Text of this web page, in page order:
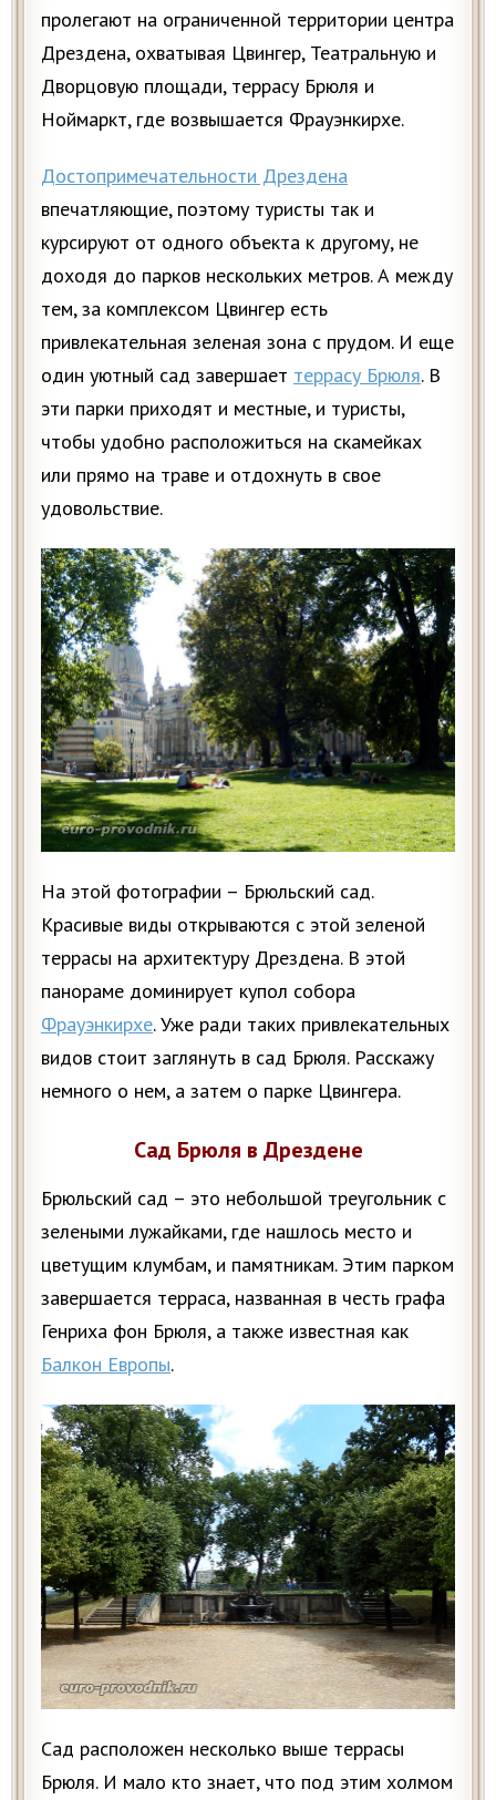
пролегают на ограниченной территории центра
Дрездена, охватывая Цвингер, Театральную и
Дворцовую площади, террасу Брюля и
Ноймаркт, где возвышается Фрауэнкирхе.
Достопримечательности Дрездена
впечатляющие, поэтому туристы так и
курсируют от одного объекта к другому, не
доходя до парков нескольких метров. А между
тем, за комплексом Цвингер есть
привлекательная зеленая зона с прудом. И еще
один уютный сад завершает террасу Брюля. В
эти парки приходят и местные, и туристы,
чтобы удобно расположиться на скамейках
или прямо на траве и отдохнуть в свое
удовольствие.
На этой фотографии – Брюльский сад.
Красивые виды открываются с этой зеленой
террасы на архитектуру Дрездена. В этой
панораме доминирует купол собора
Фрауэнкирхе. Уже ради таких привлекательных
видов стоит заглянуть в сад Брюля. Расскажу
немного о нем, а затем о парке Цвингера.
Сад Брюля в Дрездене
Брюльский сад – это небольшой треугольник с
зелеными лужайками, где нашлось место и
цветущим клумбам, и памятникам. Этим парком
завершается терраса, названная в честь графа
Генриха фон Брюля, а также известная как
Балкон Европы.
Сад расположен несколько выше террасы
Брюля. И мало кто знает, что под этим холмом